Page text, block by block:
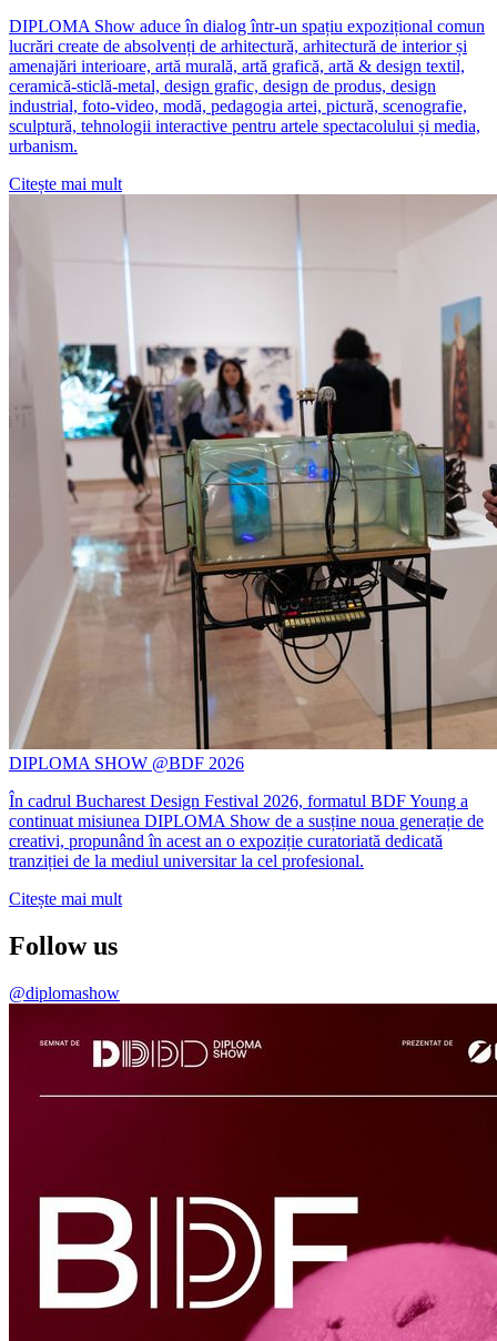
DIPLOMA Show aduce în dialog într-un spațiu expozițional comun
lucrări create de absolvenți de arhitectură, arhitectură de interior și
amenajări interioare, artă murală, artă grafică, artă & design textil,
ceramică-sticlă-metal, design grafic, design de produs, design
industrial, foto-video, modă, pedagogia artei, pictură, scenografie,
sculptură, tehnologii interactive pentru artele spectacolului și media,
urbanism.
Citește mai mult
DIPLOMA SHOW @BDF 2026
În cadrul Bucharest Design Festival 2026, formatul BDF Young a
continuat misiunea DIPLOMA Show de a susține noua generație de
creativi, propunând în acest an o expoziție curatoriată dedicată
tranziției de la mediul universitar la cel profesional.
Citește mai mult
Follow us
@diplomashow